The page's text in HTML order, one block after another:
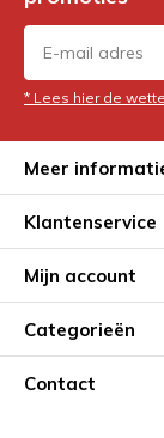
* Lees hier de
Meer
Klantenservice
Mijn account
Categorieën
Contact